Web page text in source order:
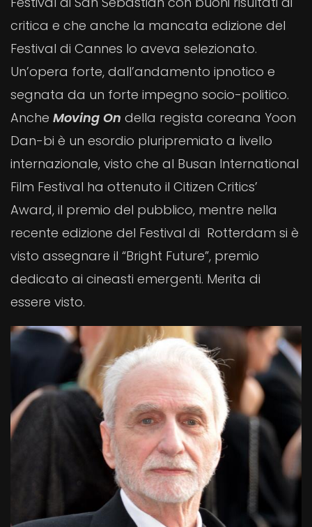
critica e che anche la mancata edizione del
Festival di Cannes lo aveva selezionato.
Un’opera forte, dall’andamento ipnotico e
segnata da un forte impegno socio-politico.
Anche Moving On della regista coreana Yoon
Dan-bi è un esordio pluripremiato a livello
internazionale, visto che al Busan International
Film Festival ha ottenuto il Citizen Critics’
Award, il premio del pubblico, mentre nella
recente edizione del Festival di Rotterdam si è
visto assegnare il “Bright Future”, premio
dedicato ai cineasti emergenti. Merita di
essere visto.